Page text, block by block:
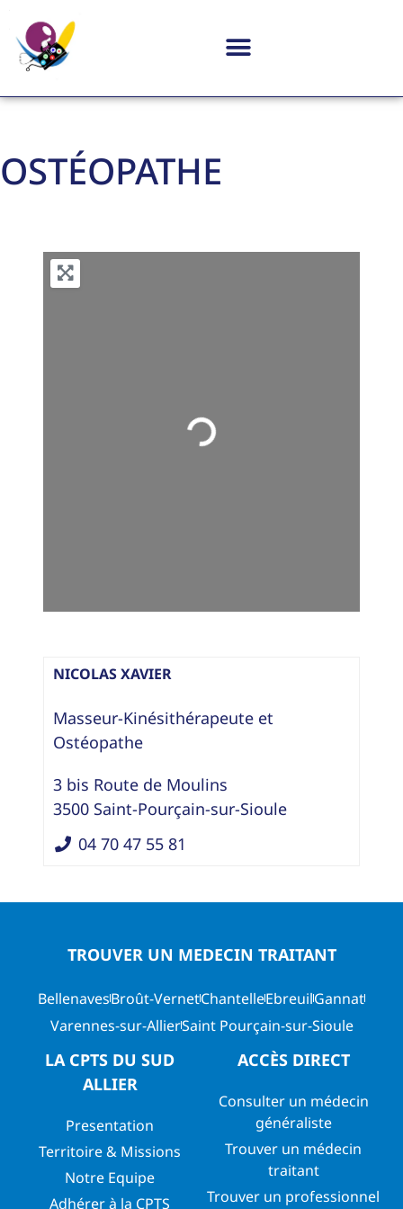
OSTÉOPATHE
Loading...
NICOLAS XAVIER
Masseur-Kinésithérapeute et
Ostéopathe
3 bis Route de Moulins
3500 Saint-Pourçain-sur-Sioule
04 70 47 55 81
TROUVER UN MEDECIN TRAITANT
BellenavesBroût-VernetChantelleEbreuilGannat
Varennes-sur-AllierSaint Pourçain-sur-Sioule
LA CPTS DU SUD
ALLIER
Presentation
Territoire & Missions
Notre Equipe
Adhérer à la CPTS
ACCÈS DIRECT
Consulter un médecin
généraliste
Trouver un médecin
traitant
Trouver un professionnel